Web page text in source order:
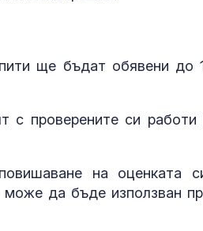
ще бъдат обявени до
с проверените си работи
на оценката
да бъде използван